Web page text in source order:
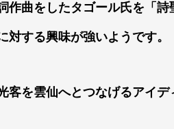
作曲をしたタゴール氏を「詩
する興味が強いようです。
客を雲仙へとつなげるアイデ